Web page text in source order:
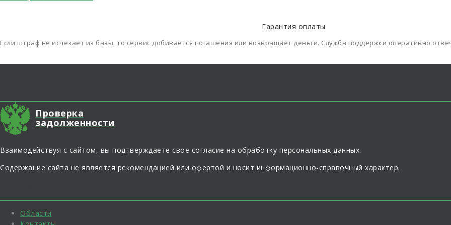
Гарантия оплаты
Если штраф не исчезает из базы, то сервис добивается погашения или возвращает деньги. Служба поддержки оперативно
Проверка
задолженности
Взаимодействуя с сайтом, вы подтверждаете свое согласие на обработку персональных данных.
Содержание сайта не является рекомендацией или офертой и носит информационно-справочный характер.
Области